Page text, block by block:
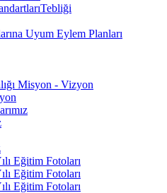
Uyum Eylem Planları
Misyon - Vizyon
Eğitim Fotoları
Eğitim Fotoları
Eğitim Fotoları